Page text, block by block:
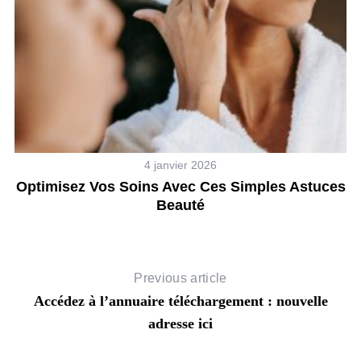
4 janvier 2026
Optimisez Vos Soins Avec Ces Simples Astuces
Beauté
Previous article
Accédez à l’annuaire téléchargement : nouvelle
adresse ici